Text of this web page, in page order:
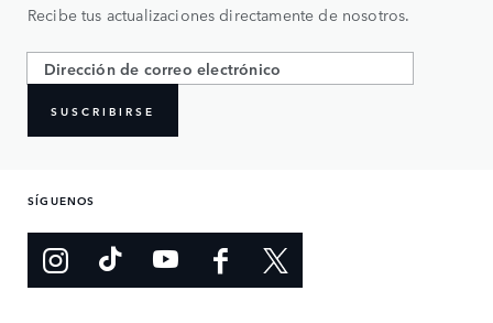
Recibe tus actualizaciones directamente de nosotros.
SUSCRIBIRSE
SÍGUENOS